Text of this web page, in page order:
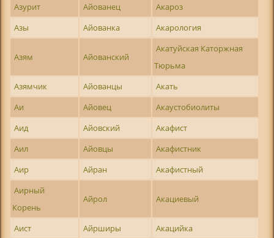
Азурит
Айованец
Акароз
Азы
Айованка Акарология
Азям Айованский
Акатуйская Каторжная
Тюрьма
Азямчик
Айованцы
Акать
Аи
Айовец
Акаустобиолиты
Аид
Айовский
Акафист
Аил
Айовцы
Акафистник
Аир
Айран
Акафистный
Аирный
Корень
Айрол Акациевый
Аист Айрширы
Акацийка